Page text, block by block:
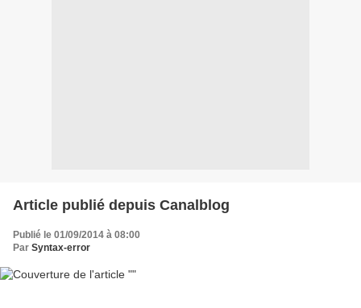
Article publié depuis Canalblog
Publié le 01/09/2014 à 08:00
Par Syntax-error